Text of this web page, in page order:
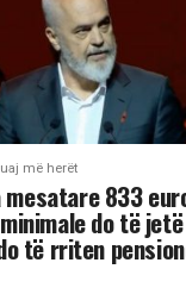
më herët
mesatare 833
do të
të rriten